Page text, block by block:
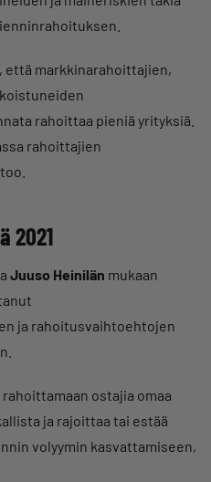
että markkinarahoittajien,
rahoittaa pieniä yrityksiä.
rahoittajien
2021
Juuso Heinilän mukaan
ja rahoitusvaihtoehtojen
ostajia omaa
ja rajoittaa tai estää
volyymin kasvattamiseen,